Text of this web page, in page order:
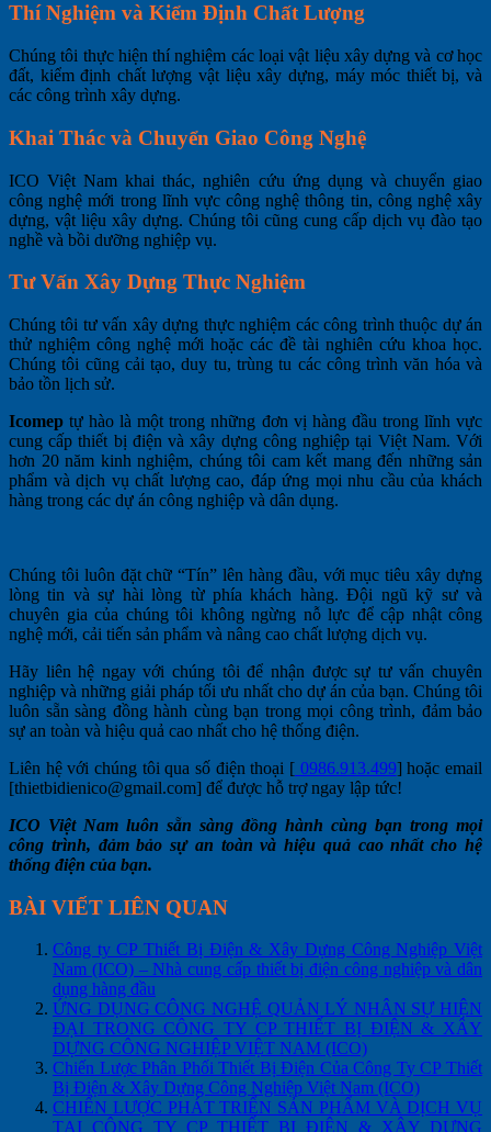
Thí Nghiệm và Kiểm Định Chất Lượng
Chúng tôi thực hiện thí nghiệm các loại vật liệu xây dựng và cơ học
đất, kiểm định chất lượng vật liệu xây dựng, máy móc thiết bị, và
các công trình xây dựng.
Khai Thác và Chuyển Giao Công Nghệ
ICO Việt Nam khai thác, nghiên cứu ứng dụng và chuyển giao
công nghệ mới trong lĩnh vực công nghệ thông tin, công nghệ xây
dựng, vật liệu xây dựng. Chúng tôi cũng cung cấp dịch vụ đào tạo
nghề và bồi dưỡng nghiệp vụ.
Tư Vấn Xây Dựng Thực Nghiệm
Chúng tôi tư vấn xây dựng thực nghiệm các công trình thuộc dự án
thử nghiệm công nghệ mới hoặc các đề tài nghiên cứu khoa học.
Chúng tôi cũng cải tạo, duy tu, trùng tu các công trình văn hóa và
bảo tồn lịch sử.
Icomep tự hào là một trong những đơn vị hàng đầu trong lĩnh vực
cung cấp thiết bị điện và xây dựng công nghiệp tại Việt Nam. Với
hơn 20 năm kinh nghiệm, chúng tôi cam kết mang đến những sản
phẩm và dịch vụ chất lượng cao, đáp ứng mọi nhu cầu của khách
hàng trong các dự án công nghiệp và dân dụng.
Chúng tôi luôn đặt chữ “Tín” lên hàng đầu, với mục tiêu xây dựng
lòng tin và sự hài lòng từ phía khách hàng. Đội ngũ kỹ sư và
chuyên gia của chúng tôi không ngừng nỗ lực để cập nhật công
nghệ mới, cải tiến sản phẩm và nâng cao chất lượng dịch vụ.
Hãy liên hệ ngay với chúng tôi để nhận được sự tư vấn chuyên
nghiệp và những giải pháp tối ưu nhất cho dự án của bạn. Chúng tôi
luôn sẵn sàng đồng hành cùng bạn trong mọi công trình, đảm bảo
sự an toàn và hiệu quả cao nhất cho hệ thống điện.
Liên hệ với chúng tôi qua số điện thoại [ 0986.913.499] hoặc email
[thietbidienico@gmail.com] để được hỗ trợ ngay lập tức!
ICO Việt Nam luôn sẵn sàng đồng hành cùng bạn trong mọi
công trình, đảm bảo sự an toàn và hiệu quả cao nhất cho hệ
thống điện của bạn.
BÀI VIẾT LIÊN QUAN
Công ty CP Thiết Bị Điện & Xây Dựng Công Nghiệp Việt
Nam (ICO) – Nhà cung cấp thiết bị điện công nghiệp và dân
dụng hàng đầu
ỨNG DỤNG CÔNG NGHỆ QUẢN LÝ NHÂN SỰ HIỆN
ĐẠI TRONG CÔNG TY CP THIẾT BỊ ĐIỆN & XÂY
DỰNG CÔNG NGHIỆP VIỆT NAM (ICO)
Chiến Lược Phân Phối Thiết Bị Điện Của Công Ty CP Thiết
Bị Điện & Xây Dựng Công Nghiệp Việt Nam (ICO)
CHIẾN LƯỢC PHÁT TRIỂN SẢN PHẨM VÀ DỊCH VỤ
TẠI CÔNG TY CP THIẾT BỊ ĐIỆN & XÂY DỰNG